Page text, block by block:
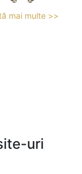
mai multe >>
uri